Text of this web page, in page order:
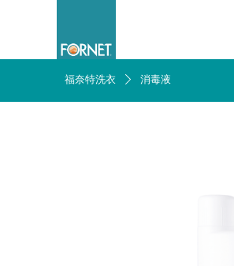
福奈特洗衣 ꄲ 消毒液